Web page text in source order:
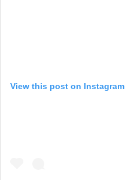
View this post on Instagram